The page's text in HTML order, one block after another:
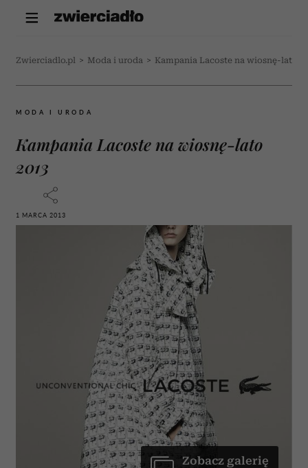
Zwierciadlo.pl > Moda i uroda > Kampania Lacoste na wiosnę-lato
MODA I URODA
Kampania Lacoste na wiosnę-lato
2013
1 MARCA 2013
Zobacz galerię